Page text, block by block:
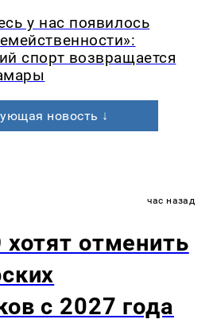
у нас появилось
спорт возвращается
новость ↓
час назад
отменить
с 2027 года